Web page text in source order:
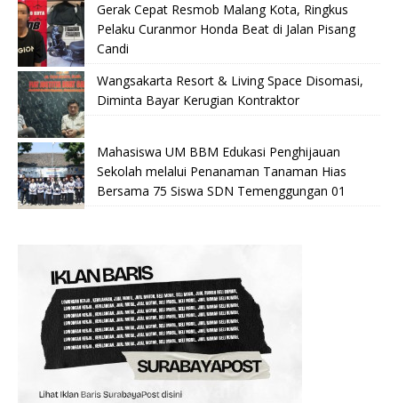
Gerak Cepat Resmob Malang Kota, Ringkus
Pelaku Curanmor Honda Beat di Jalan Pisang
Candi
Wangsakarta Resort & Living Space Disomasi,
Diminta Bayar Kerugian Kontraktor
Mahasiswa UM BBM Edukasi Penghijauan
Sekolah melalui Penanaman Tanaman Hias
Bersama 75 Siswa SDN Temenggungan 01